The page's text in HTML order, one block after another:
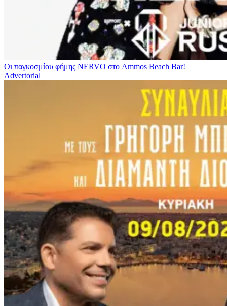
Οι παγκοσμίου φήμης NERVO στο Ammos Beach Bar!
Advertorial